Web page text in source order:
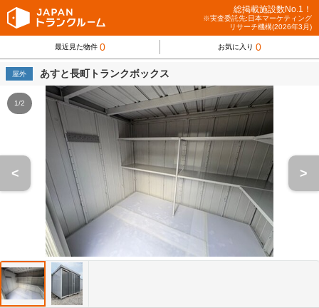
総掲載施設数No.1！
※実査委託先:日本マーケティング
リサーチ機構(2026年3月)
最近見た物件 0 お気に入り 0
屋外 あすと長町トランクボックス
1/2
< >